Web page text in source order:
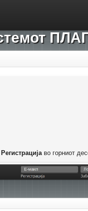
Регистрацијаво горниот